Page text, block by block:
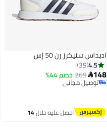
اديداس سنيكرز رن 50 إس
4.5
39
148
269 خصم 44%
توصيل مجاني
توصيل مجاني
احصل عليه خلال14